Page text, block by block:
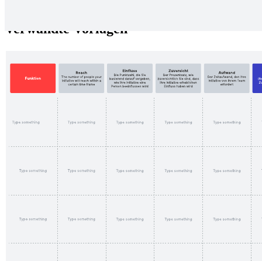
Verwandte Vorlagen